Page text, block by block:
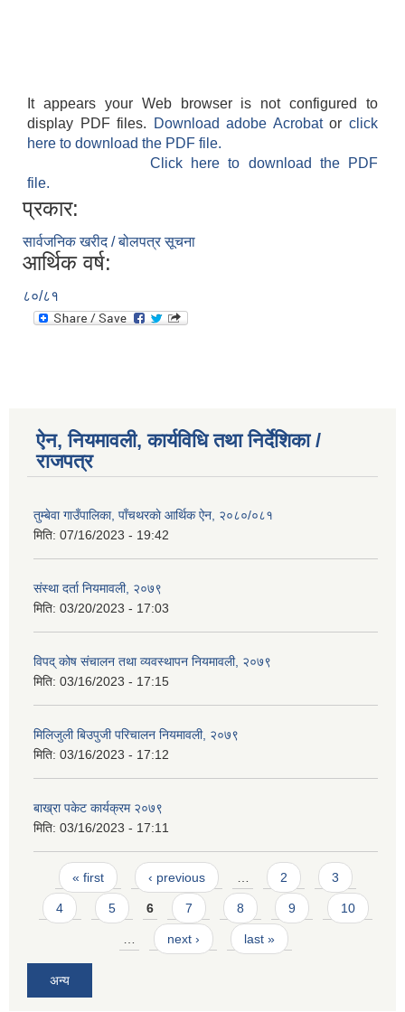
It appears your Web browser is not configured to
display PDF files.
Download adobe Acrobatorclick
here to download the PDF file.
Click here to download the PDF
file.
प्रकार:
सार्वजनिक खरीद / बोलपत्र सूचना
आर्थिक वर्ष:
८०/८१
ऐन, नियमावली, कार्यविधि तथा निर्देशिका /
राजपत्र
तुम्बेवा गाउँपालिका, पाँचथरकाे आर्थिक ऐन, २०८०/०८१
मिति: 07/16/2023 - 19:42
संस्था दर्ता नियमावली, २०७९
मिति: 03/20/2023 - 17:03
विपद् कोष संचालन तथा व्यवस्थापन नियमावली, २०७९
मिति: 03/16/2023 - 17:15
मिलिजुली बिउपुजी परिचालन नियमावली, २०७९
मिति: 03/16/2023 - 17:12
बाख्रा पकेट कार्यक्रम २०७९
मिति: 03/16/2023 - 17:11
Pages
« first ‹ previous 2 3
4 5 6 7 8 9 10
next › last »
अन्य